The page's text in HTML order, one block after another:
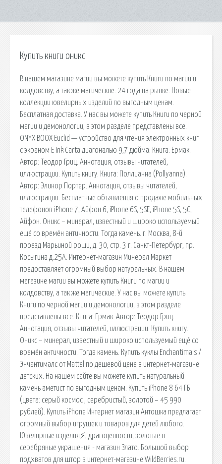
Купить книги оникс
В нашем магазине магии вы можете купить Книги по магии и
колдовству, а так же магические. 24 года на рынке. Новые
коллекции ювелирных изделий по выгодным ценам.
Бесплатная доставка. У нас вы можете купить Книги по черной
магии и демонологии, в этом разделе представлены все.
ONYX BOOX Euclid — устройство для чтения электронных книг
с экраном E Ink Carta диагональю 9,7 дюйма. Книга: Ермак.
Автор: Теодор Гриц. Аннотация, отзывы читателей,
иллюстрации. Купить книгу. Книга: Поллианна (Pollyanna).
Автор: Элинор Портер. Аннотация, отзывы читателей,
иллюстрации. Бесплатные объявления о продаже мобильных
телефонов iPhone 7, Айфон 6, iPhone 6S, 5SE, iPhone 5S, 5C,
Айфон. Оникс – минерал, известный и широко используемый
ещё со времён античности. Тогда камень. г. Москва, 8-й
проезд Марьиной рощи, д. 30, стр. 3 г. Санкт-Петербург, пр.
Косыгина д.25А. Интернет-магазин Минерал Маркет
предоставляет огромный выбор натуральных. В нашем
магазине магии вы можете купить Книги по магии и
колдовству, а так же магические. У нас вы можете купить
Книги по черной магии и демонологии, в этом разделе
представлены все. Книга: Ермак. Автор: Теодор Гриц.
Аннотация, отзывы читателей, иллюстрации. Купить книгу.
Оникс – минерал, известный и широко используемый ещё со
времён античности. Тогда камень. Купить куклы Enchantimals /
Энчантималс от Mattel по дешевой цене в интернет-магазине
детских. На нашем сайте вы можете купить натуральный
камень аметист по выгодным ценам. Купить iPhone 8 64 ГБ
(цвета: серый космос , серебристый, золотой – 45 990
рублей). Купить iPhone Интернет магазин Антошка предлагает
огромный выбор игрушек и товаров для детей любого.
Ювелирные изделия⚡, драгоценности, золотые и
серебряные украшения - магазин Злато. Большой выбор
подхватов для штор в интернет-магазине WildBerries.ru.